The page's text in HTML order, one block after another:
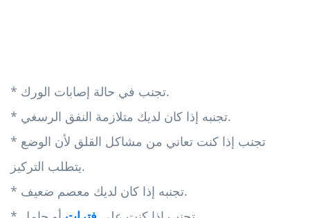
* تجنب في حالة إصابات الورك.
* تجنبه إذا كان لديك متلازمة النفق الرسغي.
* تجنب إذا كنت تعاني من مشاكل القلق لأن الوضع
يتطلب التركيز.
* تجنبه إذا كان لديك معصم ضعيف.